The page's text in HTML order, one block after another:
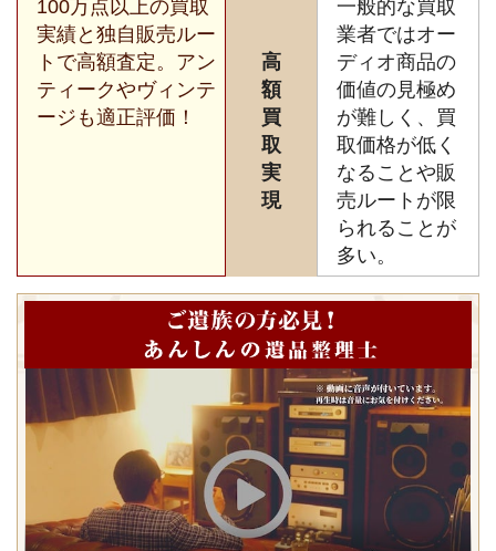
100万点以上の買取
実績と独自販売ルー
トで高額査定。アン
ティークやヴィンテ
ージも適正評価！
高
額
買
取
実
現
一般的な買取
業者ではオー
ディオ商品の
価値の見極め
が難しく、買
取価格が低く
なることや販
売ルートが限
られることが
多い。